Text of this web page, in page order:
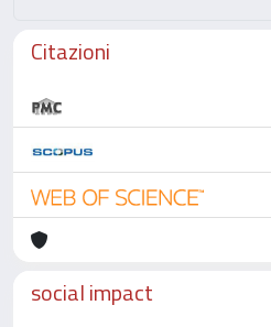
Citazioni
social impact